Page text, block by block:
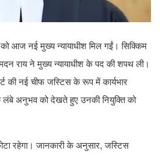
को आज नई मुख्य न्यायाधीश मिल गईं। सिक्किम
मदन राय ने मुख्य न्यायाधीश के पद की शपथ ली।
की नई चीफ जस्टिस के रूप में कार्यभार
लंबे अनुभव को देखते हुए उनकी नियुक्ति को
रहेगा। जानकारी के अनुसार, जस्टिस